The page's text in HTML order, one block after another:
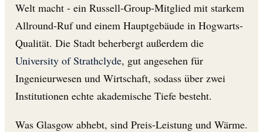
Welt macht - ein Russell-Group-Mitglied mit starkem
Allround-Ruf und einem Hauptgebäude in Hogwarts-
Qualität. Die Stadt beherbergt außerdem die
University of Strathclyde, gut angesehen für
Ingenieurwesen und Wirtschaft, sodass über zwei
Institutionen echte akademische Tiefe besteht.
Was Glasgow abhebt, sind Preis-Leistung und Wärme.